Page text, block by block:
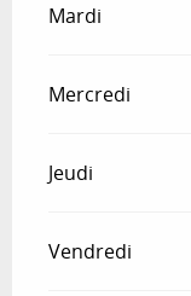
Mardi
Mercredi
Jeudi
Vendredi